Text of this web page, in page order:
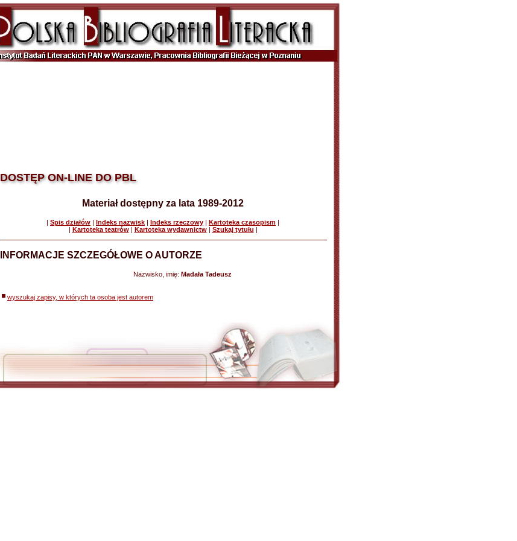
DOSTĘP ON-LINE DO PBL
Materiał dostępny za lata 1989-2012
| Spis działów | Indeks nazwisk | Indeks rzeczowy | Kartoteka czasopism |
| Kartoteka teatrów| Kartoteka wydawnictw| Szukaj tytułu |
INFORMACJE SZCZEGÓŁOWE O AUTORZE
Nazwisko, imię: Madała Tadeusz
wyszukaj zapisy, w których ta osoba jest autorem